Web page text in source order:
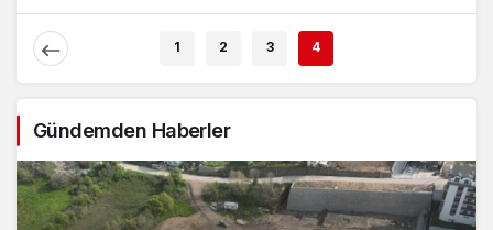
Alevlendi!
Ağırlıyor!
1 2 3 4
Gündemden Haberler